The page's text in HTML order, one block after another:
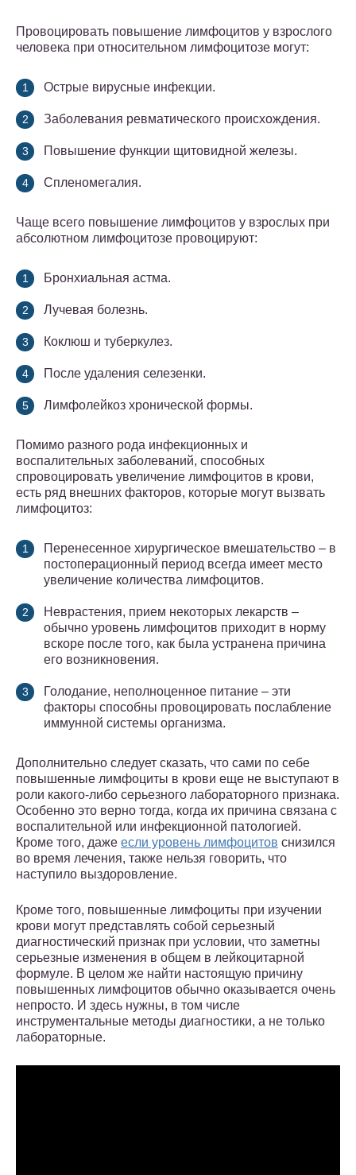
Провоцировать повышение лимфоцитов у взрослого
человека при относительном лимфоцитозе могут:
Острые вирусные инфекции.
Заболевания ревматического происхождения.
Повышение функции щитовидной железы.
Спленомегалия.
Чаще всего повышение лимфоцитов у взрослых при
абсолютном лимфоцитозе провоцируют:
Бронхиальная астма.
Лучевая болезнь.
Коклюш и туберкулез.
После удаления селезенки.
Лимфолейкоз хронической формы.
Помимо разного рода инфекционных и
воспалительных заболеваний, способных
спровоцировать увеличение лимфоцитов в крови,
есть ряд внешних факторов, которые могут вызвать
лимфоцитоз:
Перенесенное хирургическое вмешательство – в
постоперационный период всегда имеет место
увеличение количества лимфоцитов.
Неврастения, прием некоторых лекарств –
обычно уровень лимфоцитов приходит в норму
вскоре после того, как была устранена причина
его возникновения.
Голодание, неполноценное питание – эти
факторы способны провоцировать послабление
иммунной системы организма.
Дополнительно следует сказать, что сами по себе
повышенные лимфоциты в крови еще не выступают в
роли какого-либо серьезного лабораторного признака.
Особенно это верно тогда, когда их причина связана с
воспалительной или инфекционной патологией.
Кроме того, даже если уровень лимфоцитов снизился
во время лечения, также нельзя говорить, что
наступило выздоровление.
Кроме того, повышенные лимфоциты при изучении
крови могут представлять собой серьезный
диагностический признак при условии, что заметны
серьезные изменения в общем в лейкоцитарной
формуле. В целом же найти настоящую причину
повышенных лимфоцитов обычно оказывается очень
непросто. И здесь нужны, в том числе
инструментальные методы диагностики, а не только
лабораторные.